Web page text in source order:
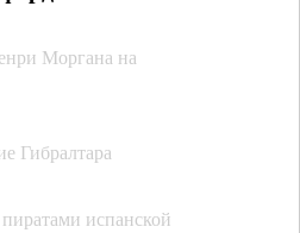
Моргана на
Гибралтара
испанской